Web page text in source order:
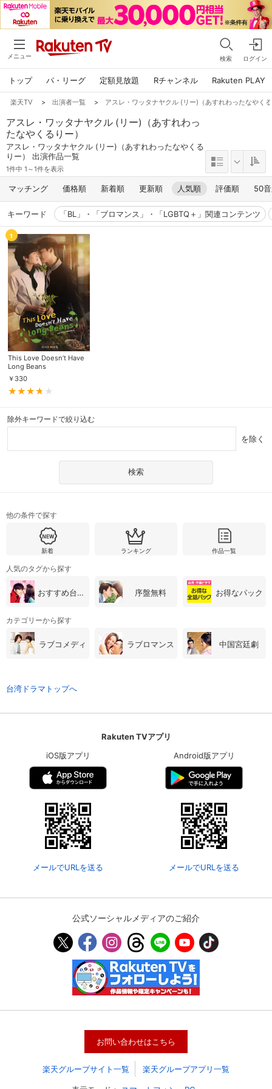
メニュー 検索 ログイン
トップ パ・リーグ 定額見放題 Rチャンネル Rakuten PLAY
会員情報
ジットカード情報の変更が可能です。
楽天TV > 出演者一覧 > アスレ・ワッタナヤクル (リー)（あすれわったなやく
アスレ・ワッタナヤクル (リー)（あすれわっ
たなやくるりー）
アスレ・ワッタナヤクル (リー)（あすれわったなやくる
りー） 出演作品一覧
1件中 1～1件を表示
マッチング 価格順 新着順 更新順 人気順 評価順 50
キーワード 「BL」・「ブロマンス」・「LGBTQ＋」関連コンテンツ
1
This Love Doesn’t Have
Long Beans
￥ 330
除外キーワードで絞り込む
を除く
他の条件で探す
新着 ランキング 作品一覧
人気のタグから探す
おすすめ台湾・中国ドラマ 序盤無料 お得なパック
カテゴリーから探す
ラブコメディ ラブロマンス 中国宮廷劇
台湾ドラマトップへ
Rakuten TVアプリ
iOS版アプリ
メールでURLを送る
Android版アプリ
メールでURLを送る
公式ソーシャルメディアのご紹介
お問い合わせはこちら
楽天グループサイト一覧 楽天グループアプリ一覧